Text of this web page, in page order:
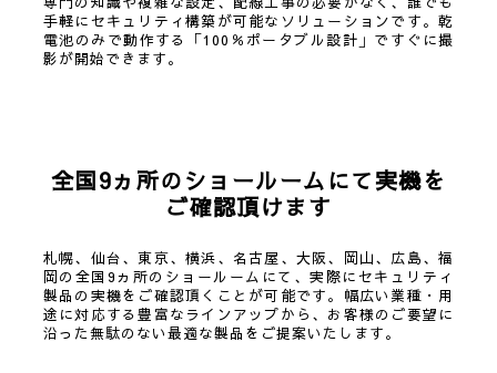
手軽にセキュリティ構築が可能なソリューションです。乾
電池のみで動作する「100％ポータブル設計」ですぐに撮
影が開始できます。
全国9ヵ所のショールームにて実機を
ご確認頂けます
札幌、仙台、東京、横浜、名古屋、大阪、岡山、広島、福
岡の全国9ヵ所のショールームにて、実際にセキュリティ
製品の実機をご確認頂くことが可能です。幅広い業種・用
途に対応する豊富なラインアップから、お客様のご要望に
沿った無駄のない最適な製品をご提案いたします。